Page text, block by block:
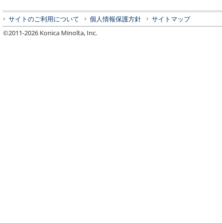
サイトのご利用について 個人情報保護方針
サイトマップ
©2011-2026 Konica Minolta, Inc.